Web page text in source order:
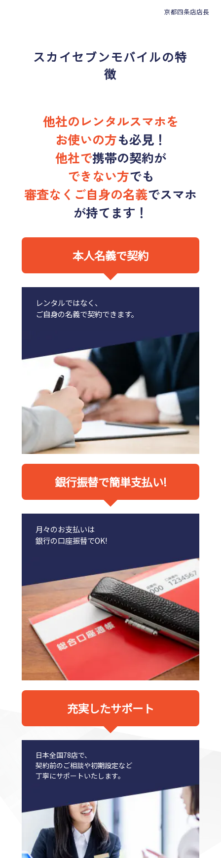
京都四条店店長
スカイセブンモバイルの特
徴
他社のレンタルスマホを
お使いの方も必見！
他社で携帯の契約が
できない方でも
審査なくご自身の名義でスマホ
が持てます！
本人名義で契約
レンタルではなく、
ご自身の名義で契約できます。
銀行振替で簡単支払い!
月々のお支払いは
銀行の口座振替でOK!
充実したサポート
日本全国78店で、
契約前のご相談や初期設定など
丁寧にサポートいたします。